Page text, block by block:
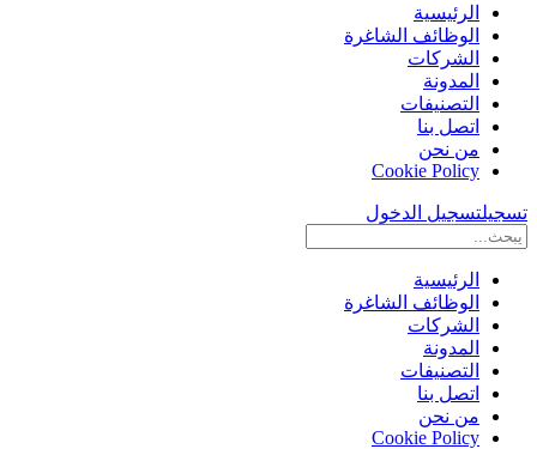
الرئيسية
الوظائف الشاغرة
الشركات
المدونة
التصنيفات
اتصل بنا
من نحن
Cookie Policy
تسجيلتسجيل الدخول
الرئيسية
الوظائف الشاغرة
الشركات
المدونة
التصنيفات
اتصل بنا
من نحن
Cookie Policy